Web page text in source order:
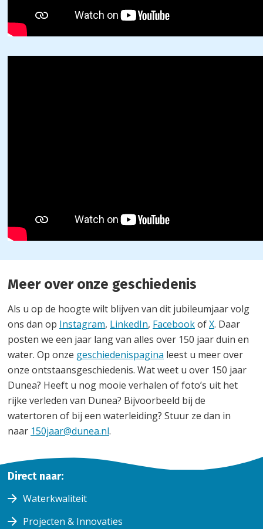
Meer over onze geschiedenis
Als u op de hoogte wilt blijven van dit jubileumjaar volg
ons dan op Instagram, LinkedIn, FacebookofX. Daar
posten we een jaar lang van alles over 150 jaar duin en
water. Op onze geschiedenispagina leest u meer over
onze ontstaansgeschiedenis. Wat weet u over 150 jaar
Dunea? Heeft u nog mooie verhalen of foto’s uit het
rijke verleden van Dunea? Bijvoorbeeld bij de
watertoren of bij een waterleiding? Stuur ze dan in
naar 150jaar@dunea.nl.
Home
150
jaar
150
jaar
Direct naar:
Waterkwaliteit
Projecten & Innovaties